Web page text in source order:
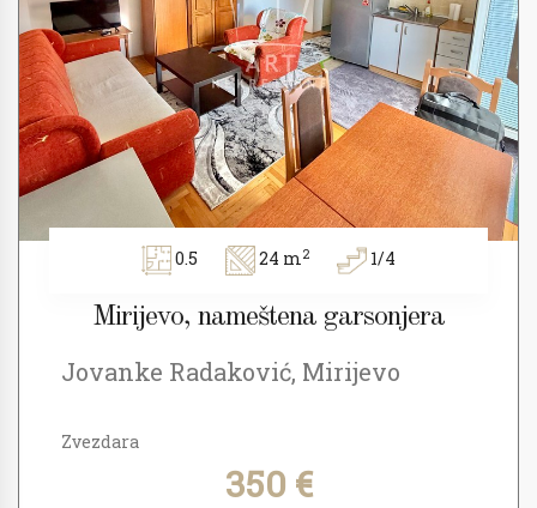
0.5 24 m2 1/4
Mirijevo, nameštena garsonjera
Jovanke Radaković, Mirijevo
Zvezdara
350 €